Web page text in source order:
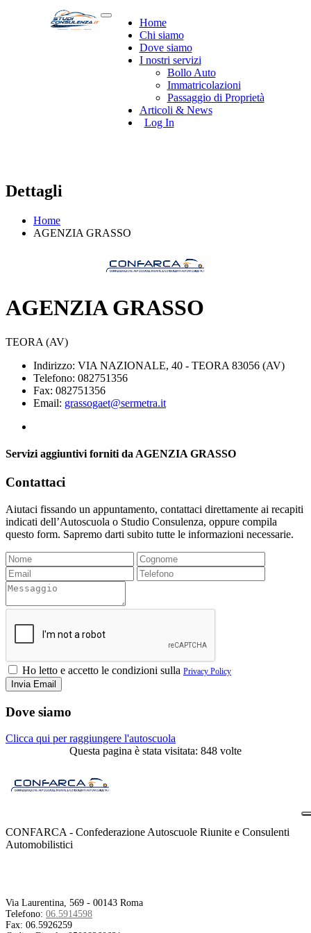
Home
Chi siamo
Dove siamo
I nostri servizi
Bollo Auto
Immatricolazioni
Passaggio di Proprietà
Articoli & News
Log In
Dettagli
Home
AGENZIA GRASSO
AGENZIA GRASSO
TEORA (AV)
Indirizzo: VIA NAZIONALE, 40 - TEORA 83056 (AV)
Telefono: 082751356
Fax: 082751356
Email: grassogaet@sermetra.it
Servizi aggiuntivi forniti da AGENZIA GRASSO
Contattaci
Aiutaci fissando un appuntamento, contattaci direttamente ai recapiti
indicati dell’Autoscuola o Studio Consulenza, oppure compila
questo form. Sapremo darti subito tutte le informazioni necessarie.
Ho letto e accetto le condizioni sulla Privacy Policy
Dove siamo
Clicca qui per raggiungere l'autoscuola
Questa pagina è stata visitata: 848 volte
CONFARCA - Confederazione Autoscuole Riunite e Consulenti
Automobilistici
Via Laurentina, 569 - 00143 Roma
Telefono: 06.5914598
Fax: 06.5926259